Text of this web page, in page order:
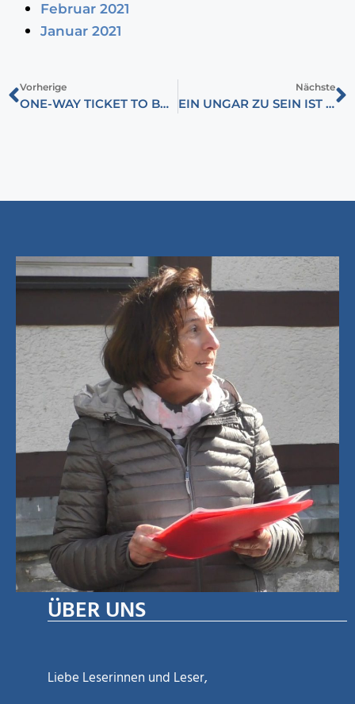
Februar 2021
Januar 2021
Vorherige
ONE-WAY TICKET TO BRUSSEL
Nächste
EIN UNGAR ZU SEIN IST EIN PRIVILEG
ÜBER UNS
Liebe Leserinnen und Leser,